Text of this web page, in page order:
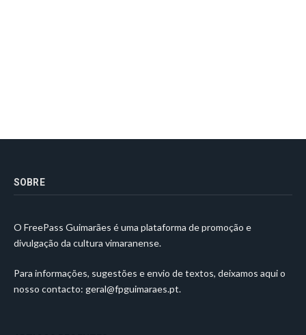
SOBRE
O FreePass Guimarães é uma plataforma de promoção e
divulgação da cultura vimaranense.
Para informações, sugestões e envio de textos, deixamos aqui o
nosso contacto: geral@fpguimaraes.pt.